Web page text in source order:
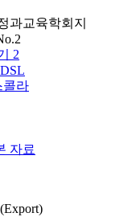
과교육학회지
2
콜라
자료